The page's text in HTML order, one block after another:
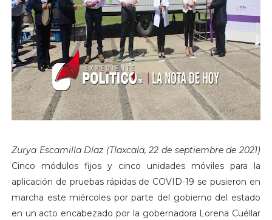
Zurya Escamilla Díaz (Tlaxcala, 22 de septiembre de 2021)
Cinco módulos fijos y cinco unidades móviles para la
aplicación de pruebas rápidas de COVID-19 se pusieron en
marcha este miércoles por parte del gobierno del estado
en un acto encabezado por la gobernadora Lorena Cuéllar